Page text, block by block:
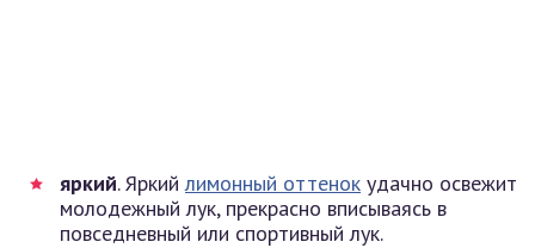
яркий. Яркийлимонный оттенок удачно освежит
молодежный лук, прекрасно вписываясь в
повседневный или спортивный лук.